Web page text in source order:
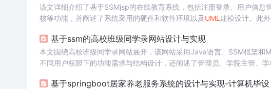
该文详细介绍了基于SSMjsp的在线教育系统，包括注册登录、用户信
核等功能，并阐述了系统采用的硬件和软件环境以及 UML 建模设计。此
基于ssm的高校班级同学录网站设计与实现
本文围绕高校班级同学录网站展开，该网站采用Java语言、SSM框架和
不同用户权限下的功能需求与结构设计，还阐述了管理员、学院主管、学
基于springboot居家养老服务系统的设计与实现-计算机毕